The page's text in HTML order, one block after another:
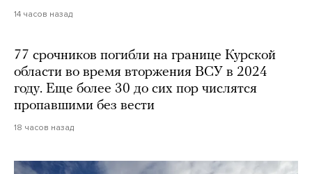
14 часов назад
77 срочников погибли на границе Курской
области во время вторжения ВСУ в 2024
году. Еще более 30 до сих пор числятся
пропавшими без вести
18 часов назад